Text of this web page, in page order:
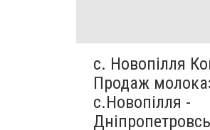
с. Новопілля
Продаж
с.Новопілля -